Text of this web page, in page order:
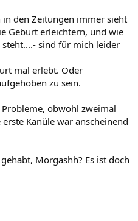
den Zeitungen immer sieht
Geburt erleichtern, und wie
sind für mich leider
mal erlebt. Oder
zu sein.
obwohl zweimal
Kanüle war anscheinend
Morgashh? Es ist doch